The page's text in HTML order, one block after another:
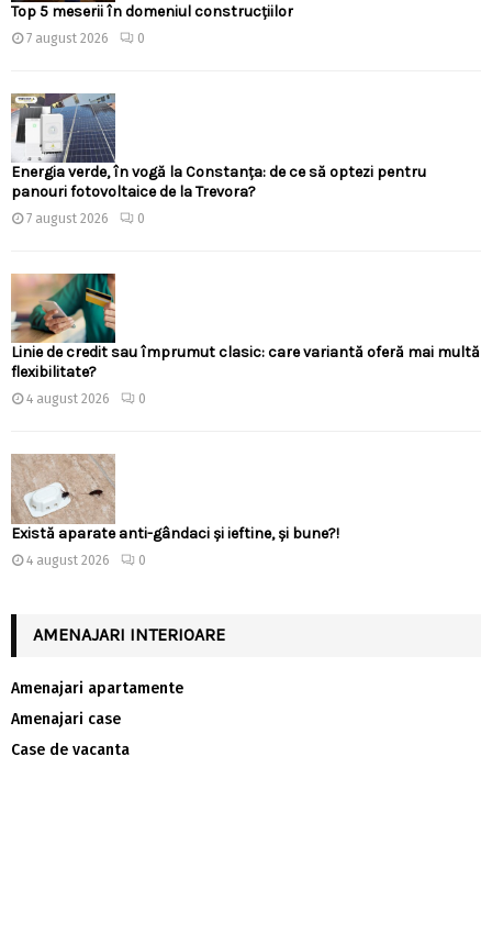
Top 5 meserii în domeniul construcțiilor
7 august 2026 0
Energia verde, în vogă la Constanța: de ce să optezi pentru
panouri fotovoltaice de la Trevora?
7 august 2026 0
Linie de credit sau împrumut clasic: care variantă oferă mai multă
flexibilitate?
4 august 2026 0
Există aparate anti-gândaci și ieftine, și bune?!
4 august 2026 0
AMENAJARI INTERIOARE
Amenajari apartamente
Amenajari case
Case de vacanta